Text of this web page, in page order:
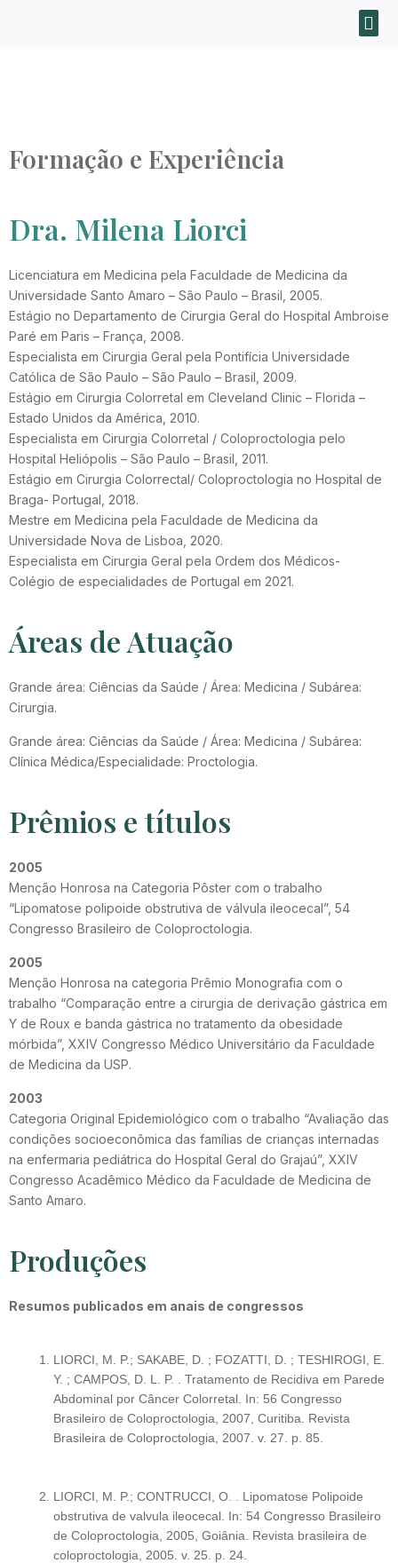
Formação e Experiência
Dra. Milena Liorci
Licenciatura em Medicina pela Faculdade de Medicina da
Universidade Santo Amaro – São Paulo – Brasil, 2005.
Estágio no Departamento de Cirurgia Geral do Hospital Ambroise
Paré em Paris – França, 2008.
Especialista em Cirurgia Geral pela Pontifícia Universidade
Católica de São Paulo – São Paulo – Brasil, 2009.
Estágio em Cirurgia Colorretal em Cleveland Clinic – Florida –
Estado Unidos da América, 2010.
Especialista em Cirurgia Colorretal / Coloproctologia pelo
Hospital Heliópolis – São Paulo – Brasil, 2011.
Estágio em Cirurgia Colorrectal/ Coloproctologia no Hospital de
Braga- Portugal, 2018.
Mestre em Medicina pela Faculdade de Medicina da
Universidade Nova de Lisboa, 2020.
Especialista em Cirurgia Geral pela Ordem dos Médicos-
Colégio de especialidades de Portugal em 2021.
Áreas de Atuação
Grande área: Ciências da Saúde / Área: Medicina / Subárea:
Cirurgia.
Grande área: Ciências da Saúde / Área: Medicina / Subárea:
Clínica Médica/Especialidade: Proctologia.
Prêmios e títulos
2005
Menção Honrosa na Categoria Pôster com o trabalho
“Lipomatose polipoide obstrutiva de válvula ileocecal”, 54
Congresso Brasileiro de Coloproctologia.
2005
Menção Honrosa na categoria Prêmio Monografia com o
trabalho “Comparação entre a cirurgia de derivação gástrica em
Y de Roux e banda gástrica no tratamento da obesidade
mórbida”, XXIV Congresso Médico Universitário da Faculdade
de Medicina da USP.
2003
Categoria Original Epidemiológico com o trabalho “Avaliação das
condições socioeconômica das famílias de crianças internadas
na enfermaria pediátrica do Hospital Geral do Grajaú”, XXIV
Congresso Acadêmico Médico da Faculdade de Medicina de
Santo Amaro.
Produções
Resumos publicados em anais de congressos
LIORCI, M. P.; SAKABE, D. ; FOZATTI, D. ; TESHIROGI, E.
Y. ; CAMPOS, D. L. P. . Tratamento de Recidiva em Parede
Abdominal por Câncer Colorretal. In: 56 Congresso
Brasileiro de Coloproctologia, 2007, Curitiba. Revista
Brasileira de Coloproctologia, 2007. v. 27. p. 85.
LIORCI, M. P.; CONTRUCCI, O. . Lipomatose Polipoide
obstrutiva de valvula ileocecal. In: 54 Congresso Brasileiro
de Coloproctologia, 2005, Goiânia. Revista brasileira de
coloproctologia, 2005. v. 25. p. 24.